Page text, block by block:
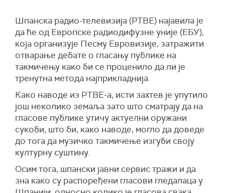
Шпанска радио-телевизија (РТВЕ) најавила је
да ће од Европске радиодифузне уније (ЕБУ),
која организује Песму Евровизије, затражити
отварање дебате о гласању публике на
такмичењу како би се проценило да ли је
тренутна метода најприкладнија.
Како наводе из РТВЕ-а, исти захтев је упутило
још неколико земаља зато што сматрају да на
гласове публике утичу актуелни оружани
сукоби, што би, како наводе, могло да доведе
до тога да музичко такмичење изгуби своју
културну суштину.
Осим тога, шпански јавни сервис тражи и да
зна како су распоређени гласови гледалаца у